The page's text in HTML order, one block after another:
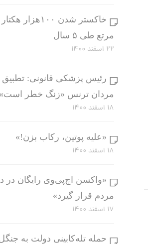
خاکستر شدن
مرتع طی ۵ سال
۲۲ اسفند ۱۴۰۰
رئیس پزشکی قانونی:
مردان ترنس «زنگ خطر است»
۱۸ اسفند ۱۴۰۰
«علیه پوتین، رکاب بزن!»
۱۸ اسفند ۱۴۰۰
«واکسن اچ‌پی‌وی رایگان
مردم قرار گیرد»
۱۷ اسفند ۱۴۰۰
حمله تله‌کابینی دولت به